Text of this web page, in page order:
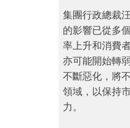
集團行政總裁
的影響已從多
率上升和消費
亦可能開始轉
不斷惡化，將
領域，以保持
力。